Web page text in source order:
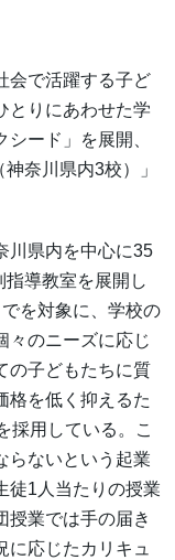
会で活躍する子ど
とりにあわせた学
ード」を展開、
奈川県内3校）」
川県内を中心に35
導教室を展開し
を対象に、学校の
々のニーズに応じ
の子どもたちに質
格を低く抑えるた
採用している。こ
らないという起業
徒1人当たりの授業
授業では手の届き
に応じたカリキュ